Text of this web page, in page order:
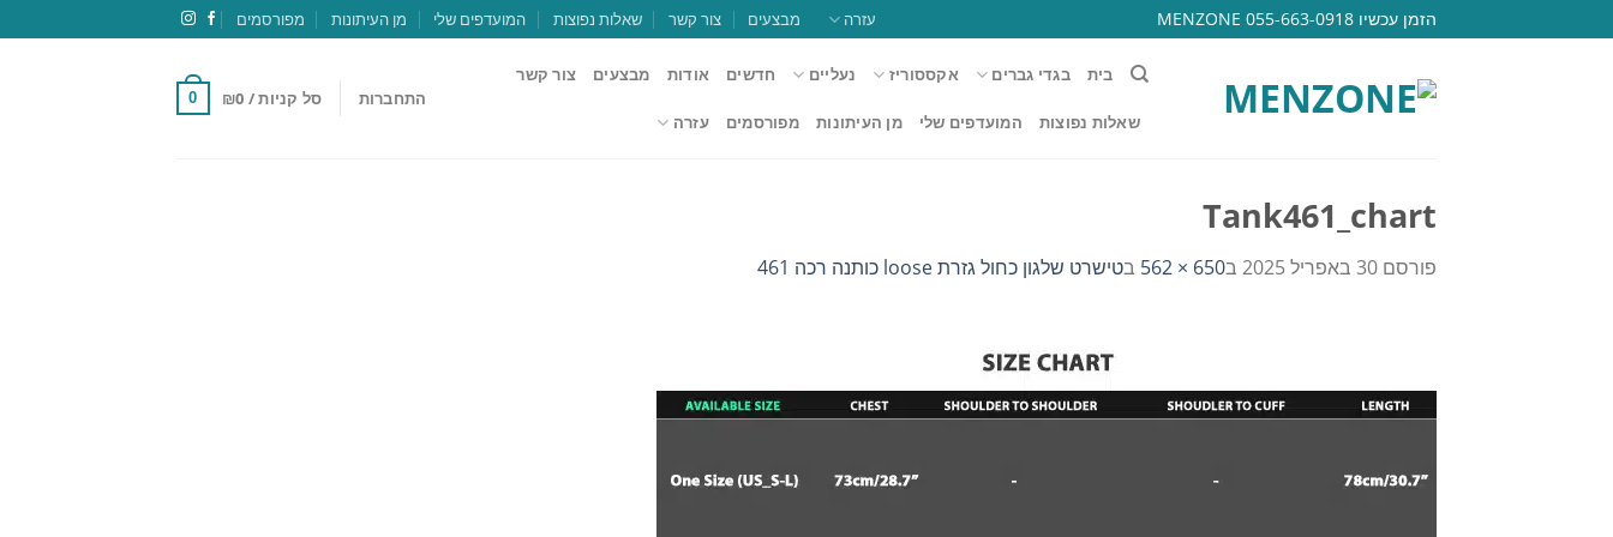
to
הזמן עכשיו 055-663-0918 MENZONE עזרה מבצעים צור קשר שאלות נפוצות המועדפים שלי מן העיתונות מפורסמים
בית בגדי גברים אקססוריז נעליים חדשים אודות מבצעים צור קשר
שאלות נפוצות המועדפים שלי מן העיתונות מפורסמים עזרה
התחברות סל קניות / ₪0
0
Tank461_chart
פורסם 30 באפריל 2025 ב650 × 562 בטישרט שלגון כחול גזרת loose כותנה רכה 461